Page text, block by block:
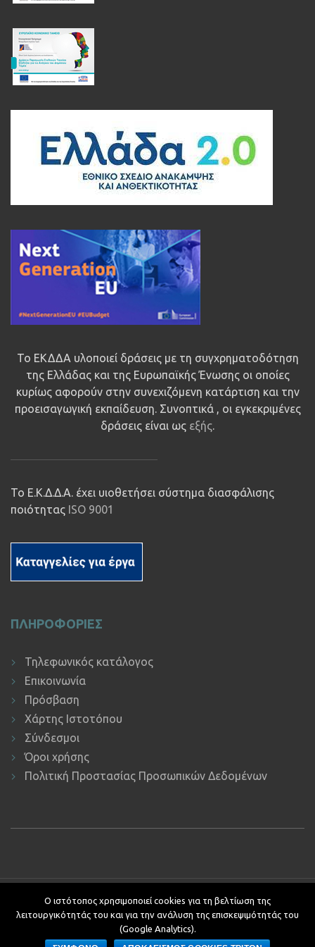
Το ΕΚΔΔΑ υλοποιεί δράσεις με τη συγχρηματοδότηση
της Ελλάδας και της Ευρωπαϊκής Ένωσης οι οποίες
κυρίως αφορούν στην συνεχιζόμενη κατάρτιση και την
προεισαγωγική εκπαίδευση. Συνοπτικά , οι εγκεκριμένες
δράσεις είναι ως εξής.
Το Ε.Κ.Δ.Δ.Α. έχει υιοθετήσει σύστημα διασφάλισης
ποιότητας ISO 9001
ΠΛΗΡΟΦΟΡΙΕΣ
Τηλεφωνικός κατάλογος
Επικοινωνία
Πρόσβαση
Χάρτης Ιστοτόπου
Σύνδεσμοι
Όροι χρήσης
Πολιτική Προστασίας Προσωπικών Δεδομένων
Copyright © 2019 ΕΚΔΔΑ.Υποστήριξη ιστοτόπου: Τμήμα
Εφαρμογών Πληροφορικής.
Κείμενα - Επιμέλεια: Αυτοτελές Τμήμα Επικοινωνίας, Διεθνών και
Δημοσίων Σχέσεων
Ο ιστότοπος χρησιμοποιεί cookies για τη βελτίωση της
λειτουργικότητάς του και για την ανάλυση της επισκεψιμότητάς του
(Google Analytics).